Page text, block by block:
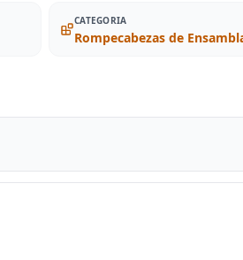
CATEGORIA
Rompecabezas de